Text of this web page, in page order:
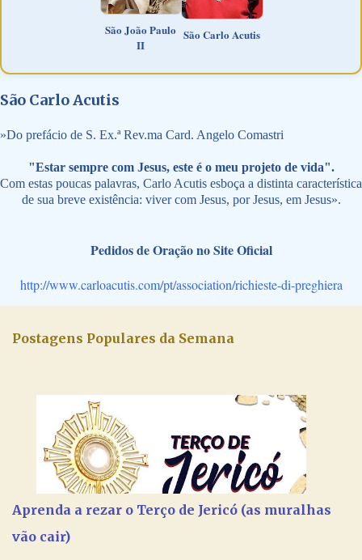
São João Paulo
II
São Carlo Acutis
São Carlo Acutis
»Do prefácio de S. Ex.ª Rev.ma Card. Angelo Comastri
"Estar sempre com Jesus, este é o meu projeto de vida".
Com estas poucas palavras, Carlo Acutis esboça a distinta característica
de sua breve existência: viver com Jesus, por Jesus, em Jesus».
Pedidos de Oração no Site Oficial
http://www.carloacutis.com/pt/association/richieste-di-preghiera
Postagens Populares da Semana
Aprenda a rezar o Terço de Jericó (as muralhas
vão cair)